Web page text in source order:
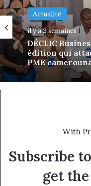
Actualité
il y a 3 semaines
DÉCLIC
PME
Initiative
29 juin 2026
ÉCLORE by
aider les
s’exprimer et
With
Subscribe
get